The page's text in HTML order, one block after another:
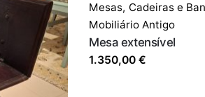
Mesas, Cadeiras e
Mobiliário Antigo
Mesa extensível
1.350,00 €